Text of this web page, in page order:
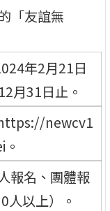
「友誼無
年2月21日
月31日止。
newcv1
報名、團體報
人以上）。